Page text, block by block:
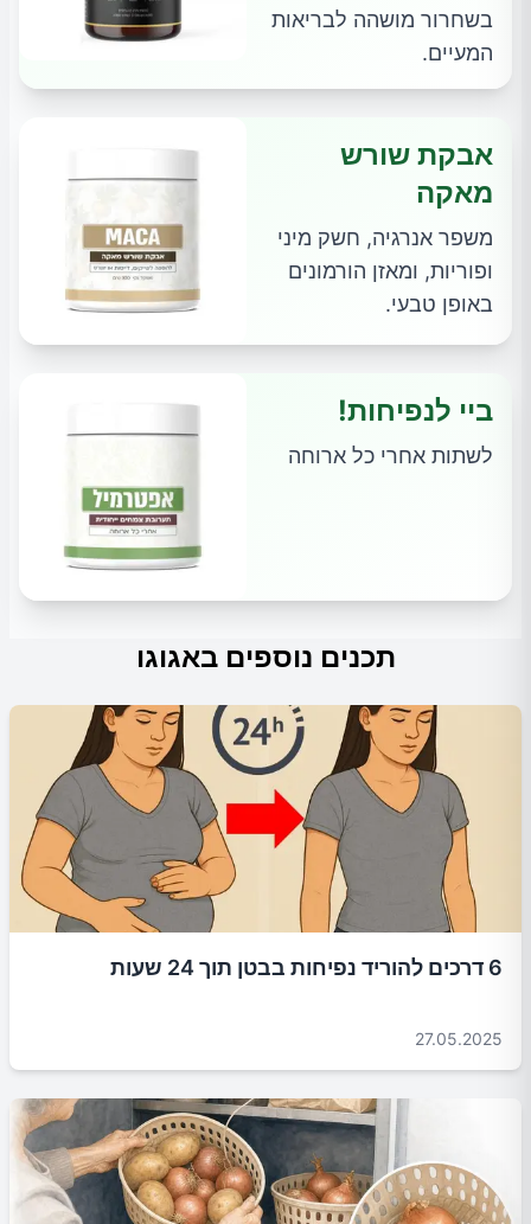
בשחרור מושהה לבריאות
המעיים.
אבקת שורש
מאקה
משפר אנרגיה, חשק מיני
ופוריות, ומאזן הורמונים
באופן טבעי.
ביי לנפיחות!
לשתות אחרי כל ארוחה
תכנים נוספים באגוגו
6 דרכים להוריד נפיחות בבטן תוך 24 שעות
27.05.2025